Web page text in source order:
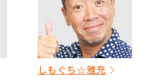
しもぐち☆雅充